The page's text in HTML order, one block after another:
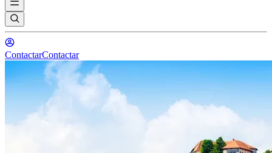
ContactarContactar